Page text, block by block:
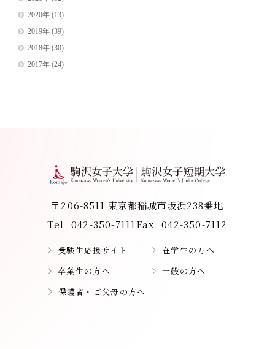
2020年(13)
2019年(39)
2018年(30)
2017年(24)
〒206-8511 東京都稲城市坂浜238番地
Tel
042-350-7111Fax 042-350-7112
受験生応援サイト
在学生の方へ
卒業生の方へ
一般の方へ
保護者・ご父母の方へ